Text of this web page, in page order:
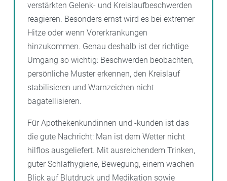
verstärkten Gelenk- und Kreislaufbeschwerden
reagieren. Besonders ernst wird es bei extremer
Hitze oder wenn Vorerkrankungen
hinzukommen. Genau deshalb ist der richtige
Umgang so wichtig: Beschwerden beobachten,
persönliche Muster erkennen, den Kreislauf
stabilisieren und Warnzeichen nicht
bagatellisieren.
Für Apothekenkundinnen und -kunden ist das
die gute Nachricht: Man ist dem Wetter nicht
hilflos ausgeliefert. Mit ausreichendem Trinken,
guter Schlafhygiene, Bewegung, einem wachen
Blick auf Blutdruck und Medikation sowie